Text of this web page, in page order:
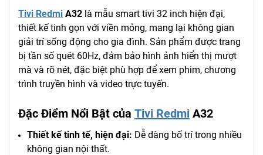
Tivi Redmi A32 là mẫu smart tivi 32 inch hiện đại,
thiết kế tinh gọn với viền mỏng, mang lại không gian
giải trí sống động cho gia đình. Sản phẩm được trang
bị tần số quét 60Hz, đảm bảo hình ảnh hiển thị mượt
mà và rõ nét, đặc biệt phù hợp để xem phim, chương
trình truyền hình và video trực tuyến.
Đặc Điểm Nổi Bật của Tivi Redmi A32
Thiết kế tinh tế, hiện đại: Dễ dàng bố trí trong nhiều
không gian nội thất.